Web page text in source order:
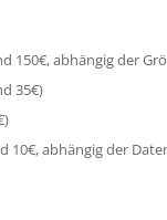
abhängig der
abhängig der